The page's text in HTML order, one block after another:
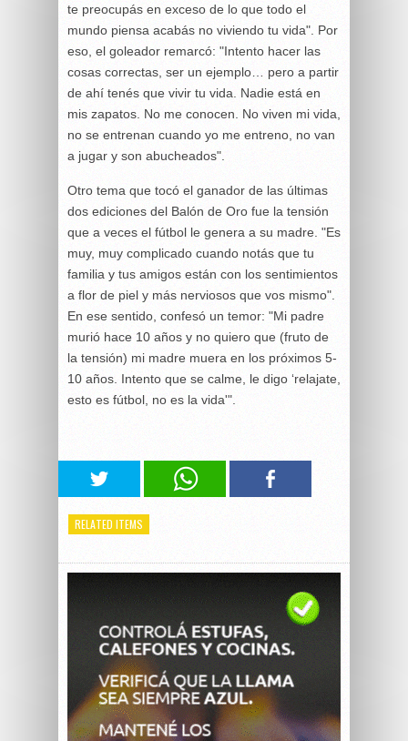
te preocupás en exceso de lo que todo el
mundo piensa acabás no viviendo tu vida". Por
eso, el goleador remarcó: "Intento hacer las
cosas correctas, ser un ejemplo… pero a partir
de ahí tenés que vivir tu vida. Nadie está en
mis zapatos. No me conocen. No viven mi vida,
no se entrenan cuando yo me entreno, no van
a jugar y son abucheados".
Otro tema que tocó el ganador de las últimas
dos ediciones del Balón de Oro fue la tensión
que a veces el fútbol le genera a su madre. "Es
muy, muy complicado cuando notás que tu
familia y tus amigos están con los sentimientos
a flor de piel y más nerviosos que vos mismo".
En ese sentido, confesó un temor: "Mi padre
murió hace 10 años y no quiero que (fruto de
la tensión) mi madre muera en los próximos 5-
10 años. Intento que se calme, le digo ‘relajate,
esto es fútbol, no es la vida'".
RELATED ITEMS